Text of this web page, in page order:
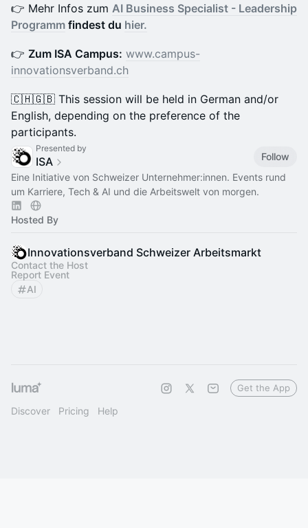
👉 Mehr Infos zum AI Business Specialist - Leadership
Programm findest du hier.
👉 Zum ISA Campus: www.campus-
innovationsverband.ch
🇨🇭🇬🇧 This session will be held in German and/or
English, depending on the preference of the
participants.
Presented by
ISA
Follow
Eine Initiative von Schweizer Unternehmer:innen. Events rund
um Karriere, Tech & AI und die Arbeitswelt von morgen.
Hosted By
Innovationsverband Schweizer Arbeitsmarkt
Contact the Host
Report Event
AI
Discover Pricing Help
Get the App